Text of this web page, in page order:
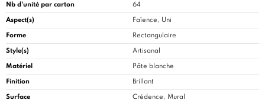
Nb d'unité par carton 64
Aspect(s) Faïence, Uni
Forme Rectangulaire
Style(s) Artisanal
Matériel Pâte blanche
Finition Brillant
Surface Crédence, Mural